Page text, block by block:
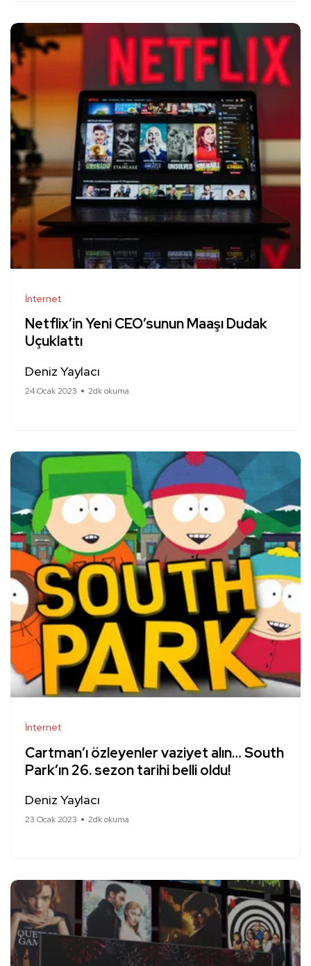
İnternet
Netflix’in Yeni CEO’sunun Maaşı Dudak
Uçuklattı
Deniz Yaylacı
24 Ocak 2023 2dk okuma
İnternet
Cartman’ı özleyenler vaziyet alın… South
Park’ın 26. sezon tarihi belli oldu!
Deniz Yaylacı
23 Ocak 2023 2dk okuma